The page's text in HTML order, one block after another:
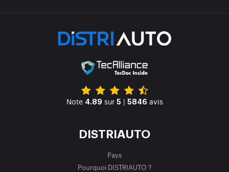
Note 4.89 sur 5 | 5846 avis
DISTRIAUTO
Pays
Pourquoi DISTRIAUTO ?